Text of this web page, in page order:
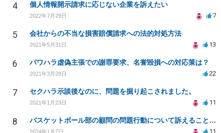
4 個人情報開示請求に応じない企業を訴えたい
2022年7月29日 7
5 会社からの不当な損害賠償請求への法的対処方法
2021年5月31日 13
6 パワハラ虚偽主張での謝罪要求、名誉毀損への対応策は？
2021年3月28日 22
7 セクハラ示談後なのに、問題を掘り起こされました。
2021年1月23日 11
8 バスケットボール部の顧問の問題行動について訴えることは可能でしょうか？
2024年1月7日 11